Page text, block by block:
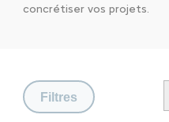
concrétiser vos projets.
Filtres